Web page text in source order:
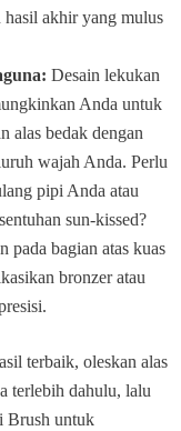
akhir yang mulus
Desain lekukan
Anda untuk
alas bedak dengan
wajah Anda. Perlu
pipi Anda atau
sun-kissed?
pada bagian atas kuas
bronzer atau
terbaik, oleskan alas
terlebih dahulu, lalu
Brush untuk